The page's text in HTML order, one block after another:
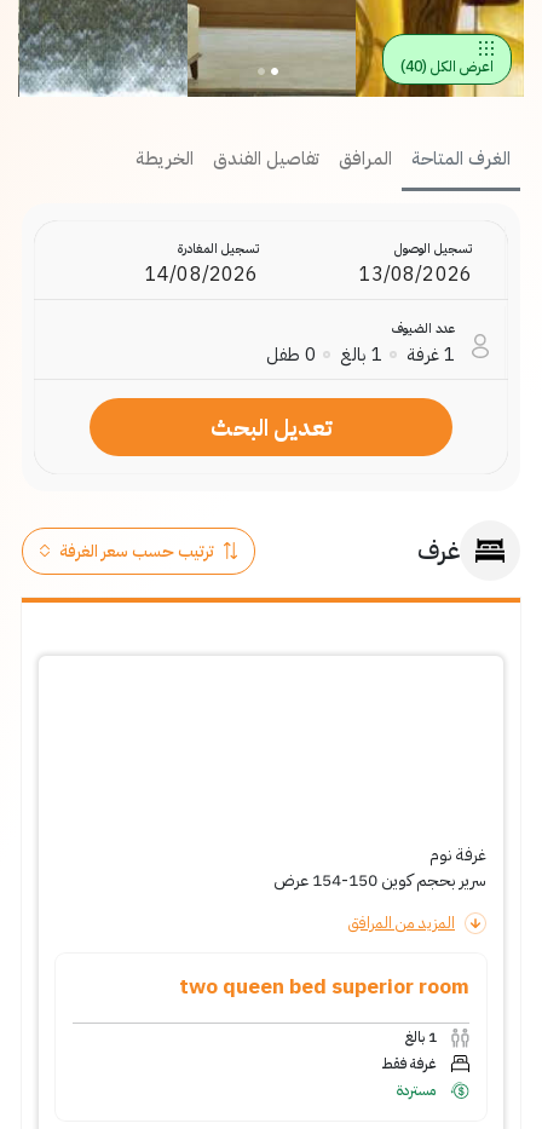
اعرض الكل (
40
)
الغرف المتاحة المرافق تفاصيل الفندق الخريطة
تسجيل الوصول تسجيل المغادرة
عدد الضيوف
1غرفة 1 بالغ 0 طفل
تعديل البحث
غرف
غرفة نوم
سرير بحجم كوين 150-154 عرض
المزيد من المرافق
two queen bed superior room
1 بالغ
غرفة فقط
مستردة